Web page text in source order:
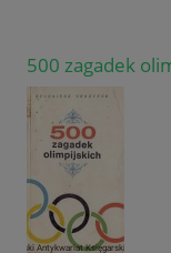
500 zagadek